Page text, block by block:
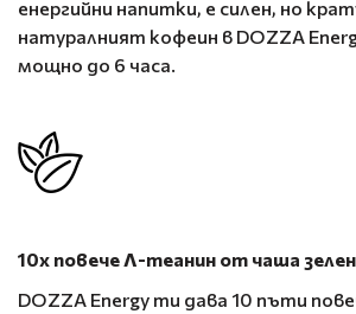
енергийни напитки, е силен, но
натуралният кофеин в DOZZA
мощно до 6 часа.
10х повече Л-теанин от чаша
DOZZA Energy ти дава 10 пъти